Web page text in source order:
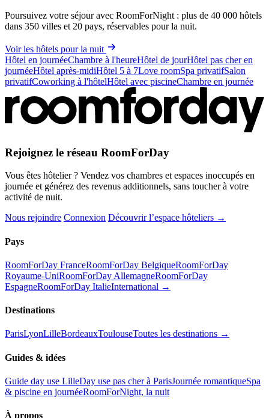
Poursuivez votre séjour avec RoomForNight : plus de 40 000 hôtels
dans 350 villes et 20 pays, réservables pour la nuit.
Voir les hôtels pour la nuit
Hôtel en journéeChambre à l'heureHôtel de jourHôtel pas cher en
journéeHôtel après-midiHôtel 5 à 7Love roomSpa privatifSalon
privatifCoworking à l'hôtelHôtel avec piscineChambre en journée
Rejoignez le réseau RoomForDay
Vous êtes hôtelier ? Vendez vos chambres et espaces inoccupés en
journée et générez des revenus additionnels, sans toucher à votre
activité de nuit.
Nous rejoindre Connexion Découvrir l’espace hôteliers →
Pays
RoomForDay FranceRoomForDay BelgiqueRoomForDay
Royaume-UniRoomForDay AllemagneRoomForDay
EspagneRoomForDay ItalieInternational →
Destinations
ParisLyonLilleBordeauxToulouseToutes les destinations →
Guides & idées
Guide day use LilleDay use pas cher à ParisJournée romantiqueSpa
& piscine en journéeRoomForNight, la nuit
À propos